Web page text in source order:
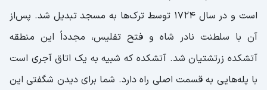
است و در سال 1724 توسط ترک‌ها به مسجد تبدیل شد. پس‌از
آن با سلطنت نادر شاه و فتح تفلیس، مجدداً این منطقه
آتشکده زرتشتیان شد. آتشکده که شبیه به یک اتاق آجری است
با پله‌هایی به قسمت اصلی راه دارد. شما برای دیدن شگفتی این